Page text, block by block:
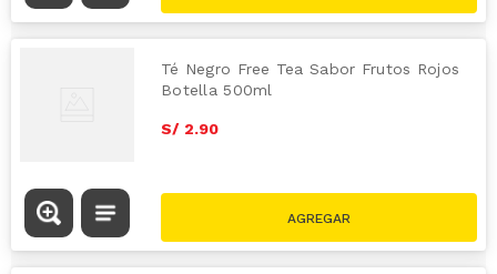
Té Negro Free Tea Sabor Frutos Rojos
Botella 500ml
S/ 2.90